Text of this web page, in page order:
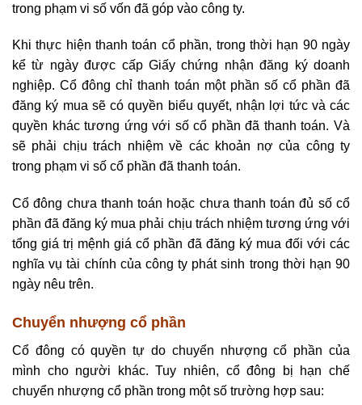
trong phạm vi số vốn đã góp vào công ty.
Khi thực hiện thanh toán cổ phần, trong thời hạn 90 ngày
kể từ ngày được cấp Giấy chứng nhận đăng ký doanh
nghiệp. Cổ đông chỉ thanh toán một phần số cổ phần đã
đăng ký mua sẽ có quyền biểu quyết, nhận lợi tức và các
quyền khác tương ứng với số cổ phần đã thanh toán. Và
sẽ phải chịu trách nhiệm về các khoản nợ của công ty
trong phạm vi số cổ phần đã thanh toán.
Cổ đông chưa thanh toán hoặc chưa thanh toán đủ số cổ
phần đã đăng ký mua phải chịu trách nhiệm tương ứng với
tổng giá trị mệnh giá cổ phần đã đăng ký mua đối với các
nghĩa vụ tài chính của công ty phát sinh trong thời hạn 90
ngày nêu trên.
Chuyển nhượng cổ phần
Cổ đông có quyền tự do chuyển nhượng cổ phần của
mình cho người khác. Tuy nhiên, cổ đông bị hạn chế
chuyển nhượng cổ phần trong một số trường hợp sau: